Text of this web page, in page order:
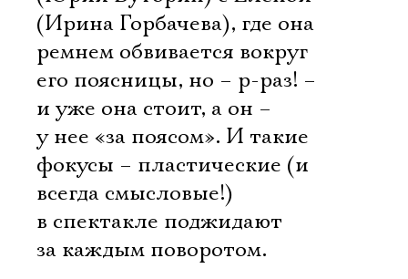
(Ирина Горбачева), где она
ремнем обвивается вокруг
его поясницы, но – р-раз! –
и уже она стоит, а он –
у нее «за поясом». И такие
фокусы – пластические (и
всегда смысловые!)
в спектакле поджидают
за каждым поворотом.